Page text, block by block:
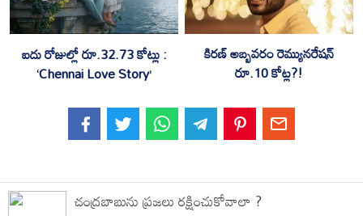
ఐదు రోజుల్లో రూ.32.73 కోట్లు :
‘Chennai Love Story’
కిరణ్ అబ్బవరం రెమ్యునరేషన్
రూ.10 కోట్ల?!
చంద్రబాబును ప్రజలు రక్షించుకోవాలా ?